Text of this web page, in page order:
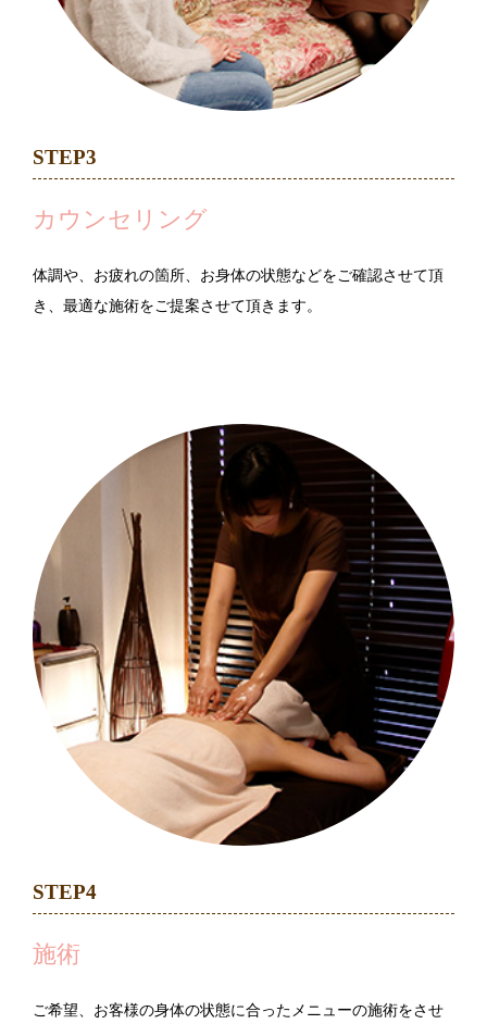
STEP3
カウンセリング
体調や、お疲れの箇所、お身体の状態などをご確認させて頂
き、最適な施術をご提案させて頂きます。
STEP4
施術
ご希望、お客様の身体の状態に合ったメニューの施術をさせ